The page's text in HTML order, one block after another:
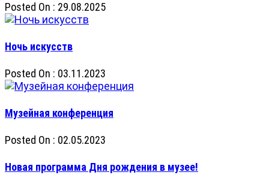
Posted On : 29.08.2025
Ночь искусств
Posted On : 03.11.2023
Музейная конференция
Posted On : 02.05.2023
Новая программа Дня рождения в музее!